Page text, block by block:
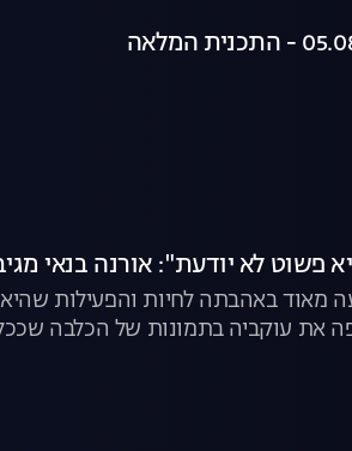
פשוט לא יודעת": אורנה בנאי
מאוד באהבתה לחיות והפעילות
את עוקביה בתמונות של הכלבה
צפו בקטע המלא